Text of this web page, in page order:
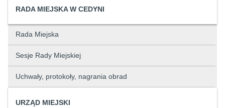
RADA MIEJSKA W CEDYNI
Rada Miejska
Sesje Rady Miejskiej
Uchwały, protokoły, nagrania obrad
URZĄD MIEJSKI